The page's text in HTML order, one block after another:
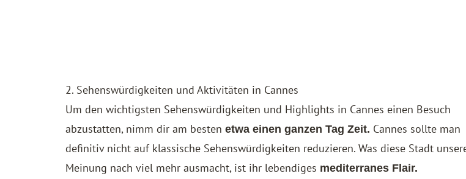
2. Sehenswürdigkeiten und Aktivitäten in Cannes
Um den wichtigsten Sehenswürdigkeiten und Highlights in Cannes einen Besuch
abzustatten, nimm dir am bestenetwa einen ganzen Tag Zeit. Cannes sollte man
definitiv nicht auf klassische Sehenswürdigkeiten reduzieren. Was diese Stadt
Meinung nach viel mehr ausmacht, ist ihr lebendiges mediterranes Flair.